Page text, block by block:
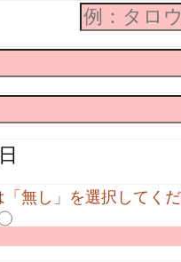
無し」を選択してく